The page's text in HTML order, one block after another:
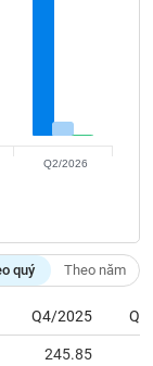
Q2/2026
quý Theo năm
Q4/2025
245.85